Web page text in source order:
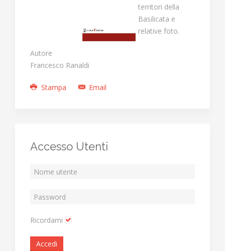
territori della
Basilicata e
relative foto.
Autore
Francesco Ranaldi
Stampa Email
Accesso Utenti
Ricordami
Accedi